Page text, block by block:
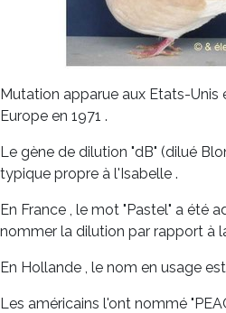
Mutation apparue aux Etats-Unis
Europe en 1971 .
Le gène de dilution "dB" (dilué
typique propre à l'Isabelle .
En France , le mot "Pastel" a été
nommer la dilution par rapport à
En Hollande , le nom en usage est
Les américains l'ont nommé